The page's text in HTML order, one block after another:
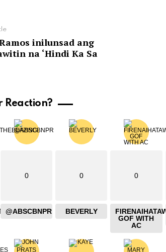
inilunsad ang
na ‘Hindi Ka Sa
Reaction?
0
@ABSCBNPR
0
BEVERLY
0
FIRENAIHATAW
GOF WITH
AC